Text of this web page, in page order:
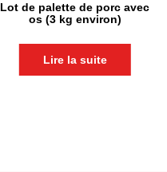
Lot de palette de porc avec
os (3 kg environ)
Lire la suite